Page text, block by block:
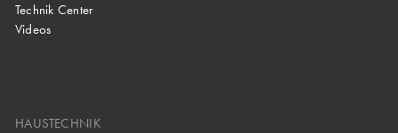
Technik Center
Videos
HAUSTECHNIK